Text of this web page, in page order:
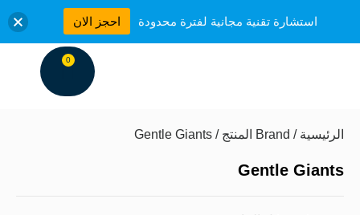
0
الرئيسية / Brand المنتج / Gentle Giants
Gentle Giants
استشارة تقنية مجانية لفترة محدودة احجز الان